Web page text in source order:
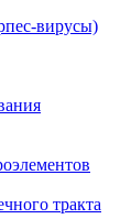
вирусы)
тракта